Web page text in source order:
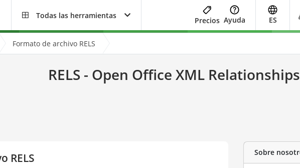
Todas las herramientas
Precios Ayuda ES
Formato de archivo RELS
RELS - Open Office XML
RELS Sobre